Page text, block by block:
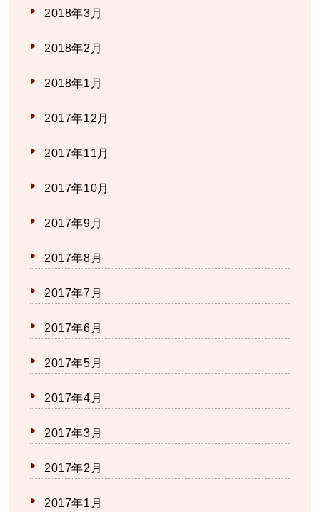
2018年3月
2018年2月
2018年1月
2017年12月
2017年11月
2017年10月
2017年9月
2017年8月
2017年7月
2017年6月
2017年5月
2017年4月
2017年3月
2017年2月
2017年1月